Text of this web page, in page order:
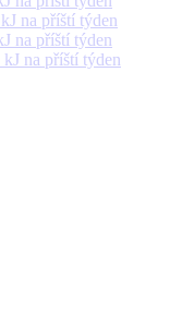
na příští týden
na příští týden
na příští týden